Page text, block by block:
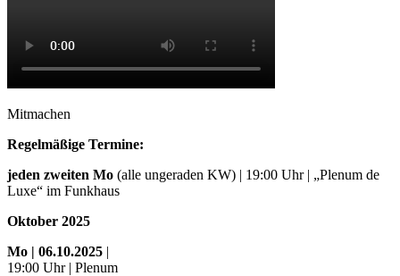
Mitmachen
Regelmäßige Termine:
jeden zweiten Mo (alle ungeraden KW) | 19:00 Uhr | „Plenum de
Luxe“ im Funkhaus
Oktober 2025
Mo | 06.10.2025 |
19:00 Uhr | Plenum